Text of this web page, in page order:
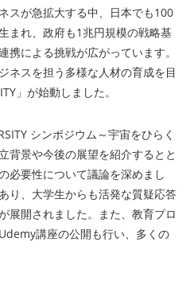
スが急拡大する中、日本でも100
まれ、政府も1兆円規模の戦略基
携による挑戦が広がっています。
ネスを担う多様な人材の育成を目
」が始動しました。
シンポジウム～宇宙をひらく
背景や今後の展望を紹介するとと
必要性について議論を深めまし
り、大学生からも活発な質疑応答
展開されました。また、教育プロ
講座の公開も行い、多くの